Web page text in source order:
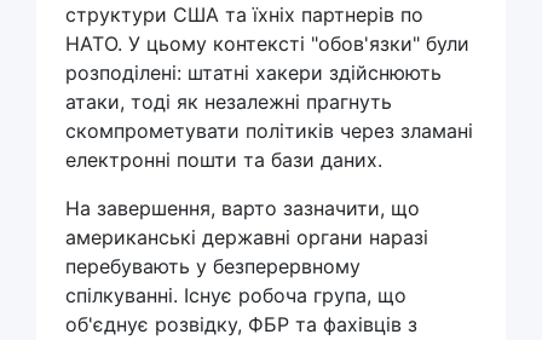
структури США та їхніх партнерів по
НАТО. У цьому контексті "обов'язки" були
розподілені: штатні хакери здійснюють
атаки, тоді як незалежні прагнуть
скомпрометувати політиків через зламані
електронні пошти та бази даних.
На завершення, варто зазначити, що
американські державні органи наразі
перебувають у безперервному
спілкуванні. Існує робоча група, що
об'єднує розвідку, ФБР та фахівців з